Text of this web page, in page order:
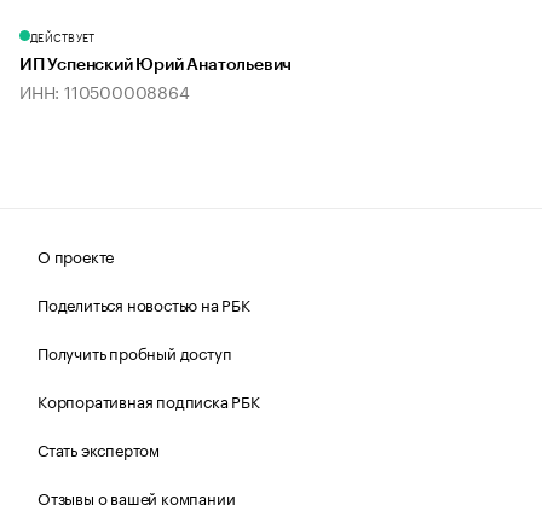
ДЕЙСТВУЕТ
ИП Успенский Юрий Анатольевич
ИНН: 110500008864
О проекте
Поделиться новостью на РБК
Получить пробный доступ
Корпоративная подписка РБК
Стать экспертом
Отзывы о вашей компании